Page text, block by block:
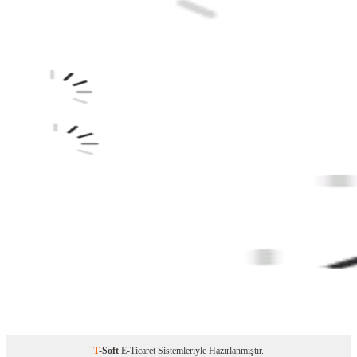
T-Soft E-Ticaret Sistemleriyle Hazırlanmıştır.